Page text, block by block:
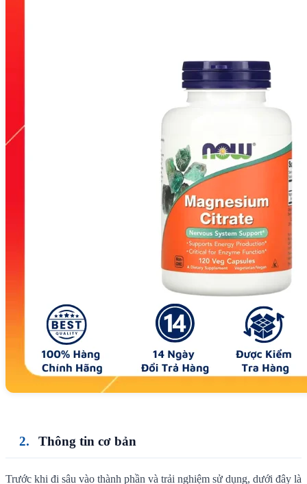
Thông tin cơ bản
Trước khi đi sâu vào thành phần và trải nghiệm sử dụng, dưới đây là